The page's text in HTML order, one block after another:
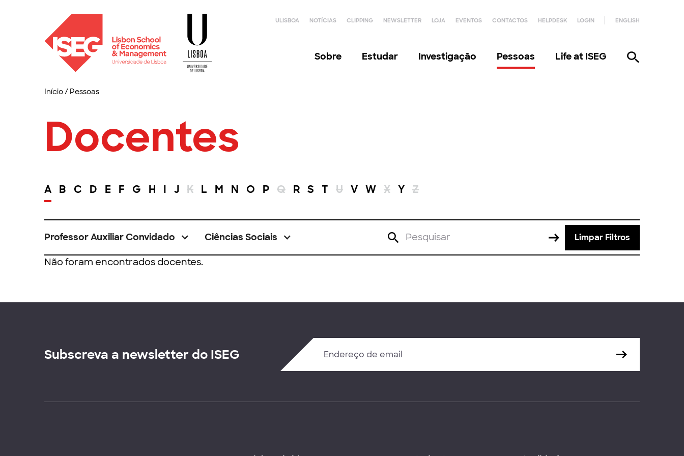
ULISBOA NOTÍCIAS CLIPPING NEWSLETTER LOJA EVENTOS CONTACTOS HELPDESK LOGIN ENGLISH
Sobre Estudar Investigação Pessoas Life at ISEG
Início/ Pessoas
Docentes
A B C D E F G H I J K L M N O P Q R S T U V W X Y Z
Professor Auxiliar Convidado Ciências Sociais Limpar Filtros
Não foram encontrados docentes.
Subscreva a newsletter do ISEG